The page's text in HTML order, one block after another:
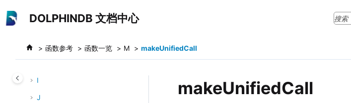
DOLPHINDB 文档中心
函数参考 函数一览 M makeUnifiedCall
G
I
J makeUnifiedCall